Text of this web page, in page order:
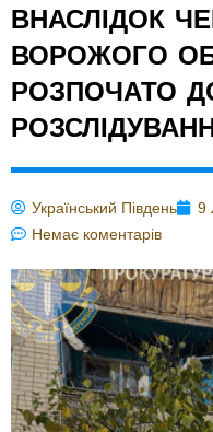
ВНАСЛІДОК
ВОРОЖОГО
РОЗПОЧАТО
Український Південь 9
Немає коментарів